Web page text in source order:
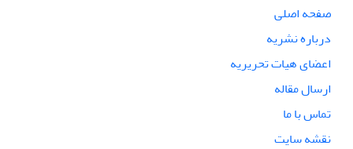
صفحه اصلی
درباره نشریه
اعضای هیات تحریریه
ارسال مقاله
تماس با ما
نقشه سایت